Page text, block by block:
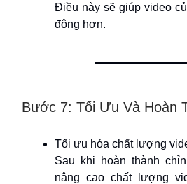
Điều này sẽ giúp video
động hơn.
Bước 7: Tối Ưu Và Hoàn
Tối ưu hóa chất lượng
Sau khi hoàn thành
nâng cao chất lượng